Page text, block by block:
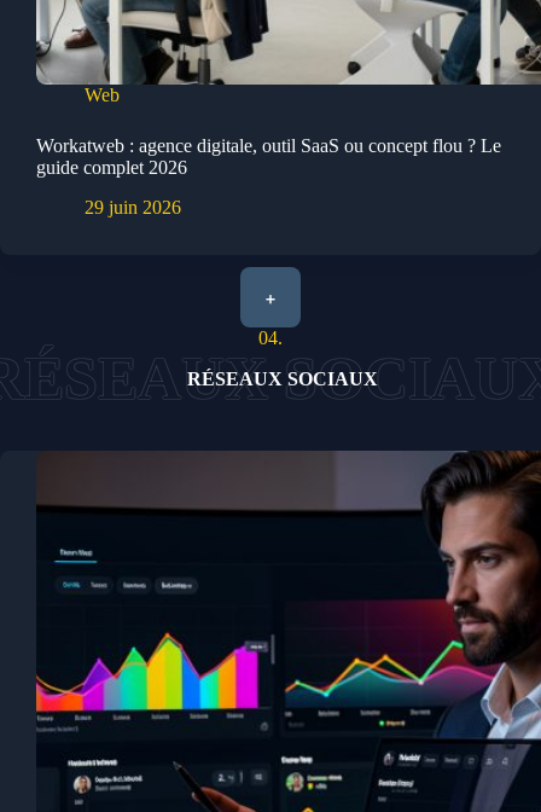
Web
Workatweb : agence digitale, outil SaaS ou concept flou ? Le
guide complet 2026
29 juin 2026
+
04.
RÉSEAUX SOCIAUX